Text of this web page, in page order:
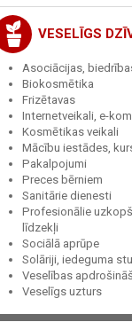
VESELĪGS
Asociācijas,
Biokosmētika
Frizētavas
Internetveikali, e-
Kosmētikas veikali
Mācību iestādes,
Pakalpojumi
Preces bērniem
Sanitārie dienesti
Profesionālie
līdzekļi
Sociālā aprūpe
Solāriji, iedeguma
Veselības
Veselīgs uzturs